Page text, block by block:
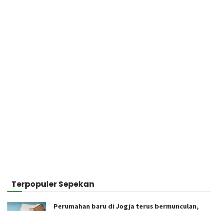
Terpopuler Sepekan
Perumahan baru di Jogja terus bermunculan,